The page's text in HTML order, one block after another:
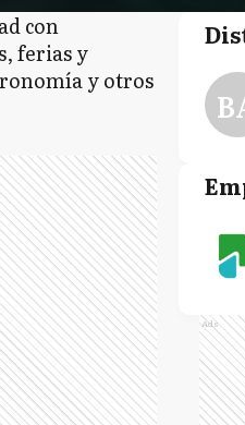
con
ferias y
y otros
Ads